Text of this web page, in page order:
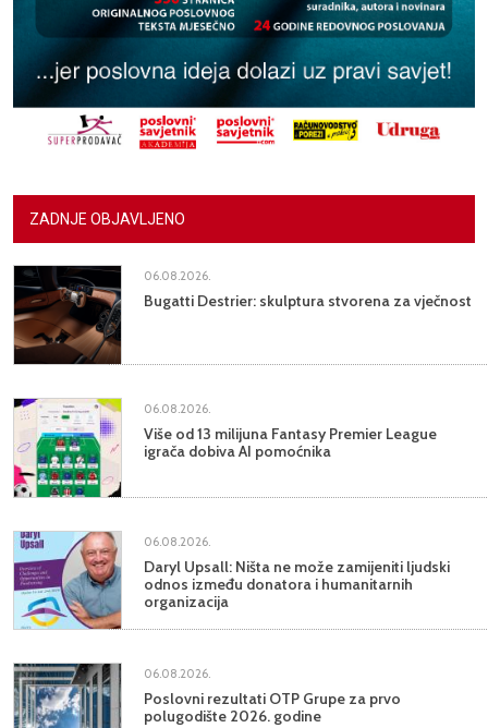
ZADNJE OBJAVLJENO
06.08.2026.
Bugatti Destrier: skulptura stvorena za vječnost
06.08.2026.
Više od 13 milijuna Fantasy Premier League
igrača dobiva AI pomoćnika
06.08.2026.
Daryl Upsall: Ništa ne može zamijeniti ljudski
odnos između donatora i humanitarnih
organizacija
06.08.2026.
Poslovni rezultati OTP Grupe za prvo
polugodište 2026. godine